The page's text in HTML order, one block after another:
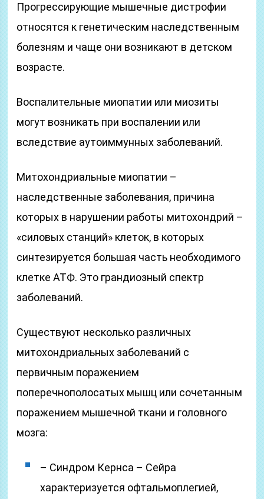
Прогрессирующие мышечные дистрофии
относятся к генетическим наследственным
болезням и чаще они возникают в детском
возрасте.
Воспалительные миопатии или миозиты
могут возникать при воспалении или
вследствие аутоиммунных заболеваний.
Митохондриальные миопатии –
наследственные заболевания, причина
которых в нарушении работы митохондрий –
«силовых станций» клеток, в которых
синтезируется большая часть необходимого
клетке АТФ. Это грандиозный спектр
заболеваний.
Существуют несколько различных
митохондриальных заболеваний с
первичным поражением
поперечнополосатых мышц или сочетанным
поражением мышечной ткани и головного
мозга:
– Синдром Кернса – Сейра
характеризуется офтальмоплегией,